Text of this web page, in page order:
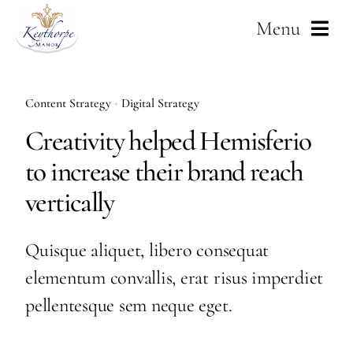
Menu
Weddings
Corporate
Gallery
Content Strategy• Digital Strategy
Creativity helped Hemisferio
to increase their brand reach
vertically
Quisque aliquet, libero consequat
elementum convallis, erat risus imperdiet
pellentesque sem neque eget.